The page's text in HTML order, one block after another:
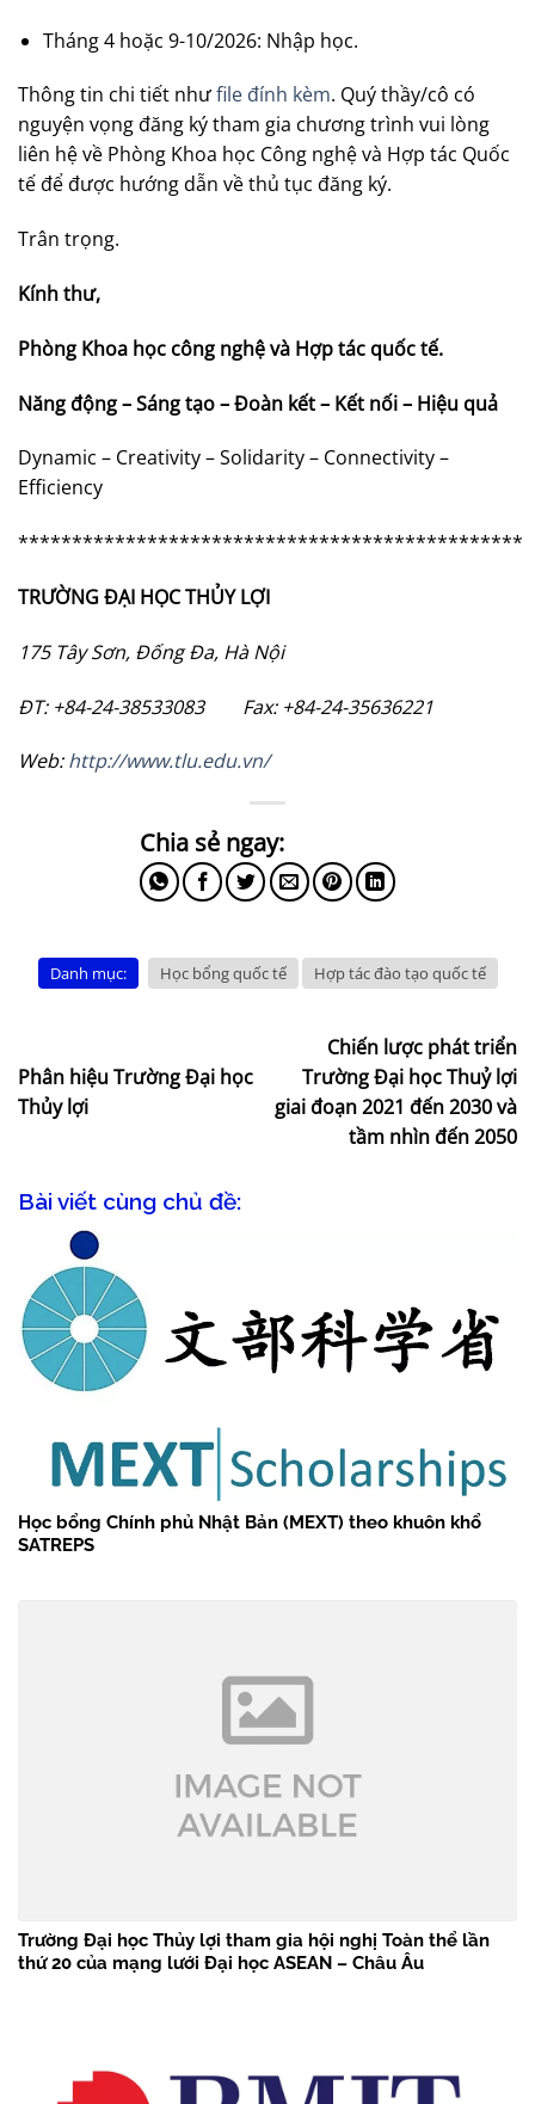
Tháng 4 hoặc 9-10/2026: Nhập học.
Thông tin chi tiết nhưfile đính kèm. Quý thầy/cô có
nguyện vọng đăng ký tham gia chương trình vui lòng
liên hệ về Phòng Khoa học Công nghệ và Hợp tác Quốc
tế để được hướng dẫn về thủ tục đăng ký.
Trân trọng.
Kính thư,
Phòng Khoa học công nghệ và Hợp tác quốc tế.
Năng động – Sáng tạo – Đoàn kết – Kết nối – Hiệu quả
Dynamic – Creativity – Solidarity – Connectivity –
Efficiency
***********************************************
TRƯỜNG ĐẠI HỌC THỦY LỢI
175 Tây Sơn, Đống Đa, Hà Nội
ĐT: +84-24-38533083 Fax: +84-24-35636221
Web:http://www.tlu.edu.vn/
Danh mục: Học bổng quốc tế Hợp tác đào tạo quốc tế
Phân hiệu Trường Đại học
Thủy lợi
Chiến lược phát triển
Trường Đại học Thuỷ lợi
giai đoạn 2021 đến 2030 và
tầm nhìn đến 2050
Bài viết cùng chủ đề:
Học bổng Chính phủ Nhật Bản (MEXT) theo khuôn khổ
SATREPS
Trường Đại học Thủy lợi tham gia hội nghị Toàn thể lần
thứ 20 của mạng lưới Đại học ASEAN – Châu Âu